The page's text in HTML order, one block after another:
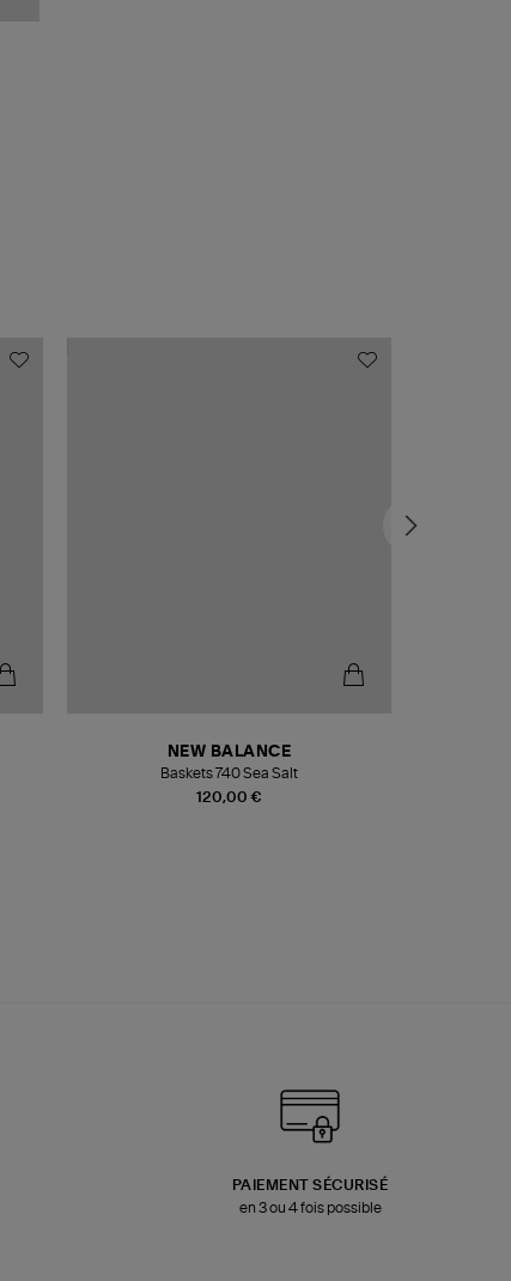
120,00 €
NEW BALANCE
Baskets 740 Sea Salt
PAIEMENT SÉCURISÉ
en 3 ou 4 fois possible